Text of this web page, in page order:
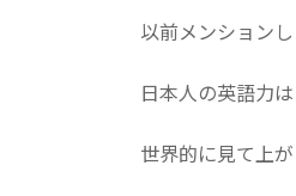
以前メンション
日本人の英語力は
世界的に見て上